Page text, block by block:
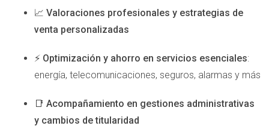
impuestos y tasas notariales.
comenzar a buscar propiedades. Esto te ayudará a evitar
decepciones y a centrarte en opciones realistas.
Aspectos Legales
Los aspectos legales son quizás uno de los elementos
📈 Valoraciones profesionales y estrategias de
venta personalizadas
⚡ Optimización y ahorro en servicios esenciales:
energía, telecomunicaciones, seguros, alarmas y más
📑 Acompañamiento en gestiones administrativas
y cambios de titularidad